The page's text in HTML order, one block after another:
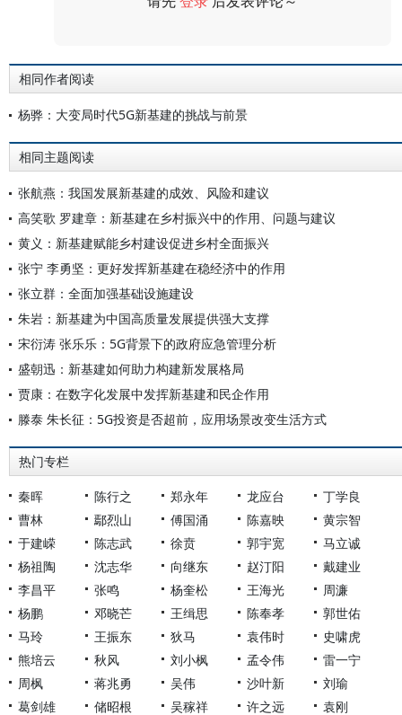
相同作者阅读
杨骅：大变局时代5G新基建的挑战与前景
相同主题阅读
张航燕：我国发展新基建的成效、风险和建议
高笑歌 罗建章：新基建在乡村振兴中的作用、问题与建议
黄义：新基建赋能乡村建设促进乡村全面振兴
张宁 李勇坚：更好发挥新基建在稳经济中的作用
张立群：全面加强基础设施建设
朱岩：新基建为中国高质量发展提供强大支撑
宋衍涛 张乐乐：5G背景下的政府应急管理分析
盛朝迅：新基建如何助力构建新发展格局
贾康：在数字化发展中发挥新基建和民企作用
滕泰 朱长征：5G投资是否超前，应用场景改变生活方式
热门专栏
秦晖 陈行之 郑永年 龙应台
丁学良
曹林
鄢烈山 傅国涌 陈嘉映
黄宗智
于建嵘
陈志武 徐贲 郭宇宽
马立诚
杨祖陶
沈志华 向继东 赵汀阳
戴建业
李昌平
张鸣 杨奎松 王海光
周濂
杨鹏
邓晓芒 王缉思 陈奉孝
郭世佑
马玲
王振东 狄马 袁伟时
史啸虎
熊培云
秋风 刘小枫 孟令伟
雷一宁
周枫
蒋兆勇 吴伟 沙叶新
刘瑜
葛剑雄
储昭根 吴稼祥 许之远 袁刚